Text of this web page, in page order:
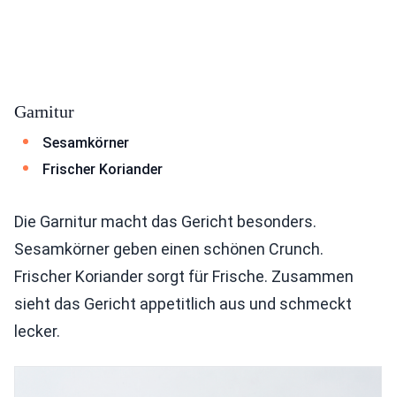
Garnitur
Sesamkörner
Frischer Koriander
Die Garnitur macht das Gericht besonders.
Sesamkörner geben einen schönen Crunch.
Frischer Koriander sorgt für Frische. Zusammen
sieht das Gericht appetitlich aus und schmeckt
lecker.